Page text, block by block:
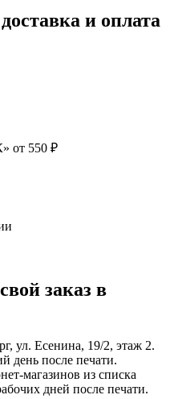
и оплата
от 550 ₽
заказ в
ул. Есенина, 19/2, этаж 2.
день после печати.
магазинов из списка
дней после печати.